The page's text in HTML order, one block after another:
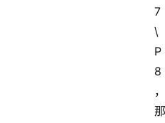
7
\
P
8
，
那